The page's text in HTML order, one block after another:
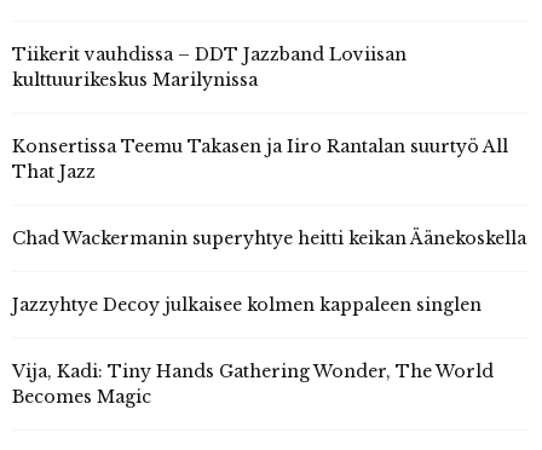
Tiikerit vauhdissa – DDT Jazzband Loviisan
kulttuurikeskus Marilynissa
Konsertissa Teemu Takasen ja Iiro Rantalan suurtyö All
That Jazz
Chad Wackermanin superyhtye heitti keikan Äänekoskella
Jazzyhtye Decoy julkaisee kolmen kappaleen singlen
Vija, Kadi: Tiny Hands Gathering Wonder, The World
Becomes Magic